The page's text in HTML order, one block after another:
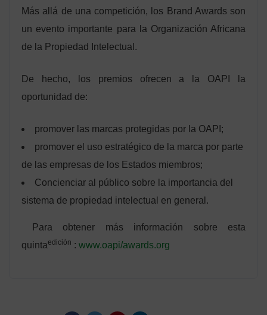
Más allá de una competición, los Brand Awards son
un evento importante para la Organización Africana
de la Propiedad Intelectual.
De hecho, los premios ofrecen a la OAPI la
oportunidad de:
promover las marcas protegidas por la OAPI;
promover el uso estratégico de la marca por parte
de las empresas de los Estados miembros;
Concienciar al público sobre la importancia del
sistema de propiedad intelectual en general.
Para obtener más información sobre esta
quintaedición : www.oapi/awards.org